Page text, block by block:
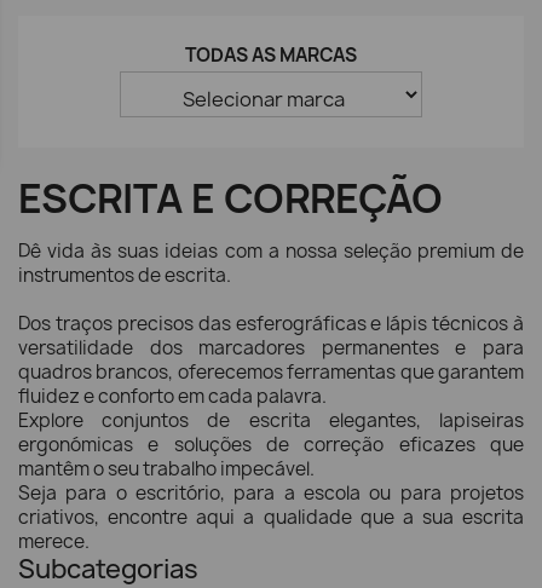
TODAS AS MARCAS
ESCRITA E CORREÇÃO
Dê vida às suas ideias com a nossa seleção premium de
instrumentos de escrita.
Dos traços precisos das esferográficas e lápis técnicos à
versatilidade dos marcadores permanentes e para
quadros brancos, oferecemos ferramentas que garantem
fluidez e conforto em cada palavra.
Explore conjuntos de escrita elegantes, lapiseiras
ergonómicas e soluções de correção eficazes que
mantêm o seu trabalho impecável.
Seja para o escritório, para a escola ou para projetos
criativos, encontre aqui a qualidade que a sua escrita
merece.
Subcategorias